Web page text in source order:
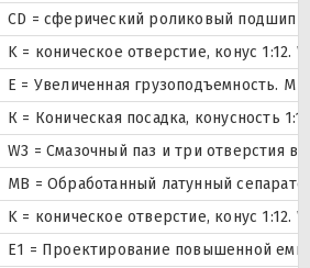
CD = сферический роликовый
K = коническое отверстие, конус
E = Увеличенная грузоподъемность.
К = Коническая посадка, конусность
W3 = Смазочный паз и три отверстия
MB = Обработанный латунный
K = коническое отверстие, конус
E1 = Проектирование повышенной